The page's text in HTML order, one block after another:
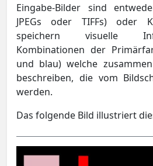
Eingabe-Bilder sind
JPEGs oder TIFFs) oder
speichern visuelle
Kombinationen der
und blau) welche
beschreiben, die vom
werden.
Das folgende Bild illustriert